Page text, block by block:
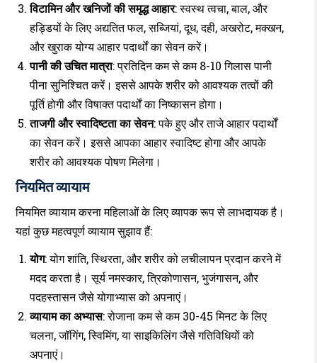
विटामिन और खनिजों की समृद्ध आहार: स्वस्थ त्वचा, बाल, और
हड्डियों के लिए अद्यतित फल, सब्जियां, दूध, दही, अखरोट, मक्खन,
और खुराक योग्य आहार पदार्थों का सेवन करें।
पानी की उचित मात्रा: प्रतिदिन कम से कम 8-10 गिलास पानी
पीना सुनिश्चित करें। इससे आपके शरीर को आवश्यक तत्वों की
पूर्ति होगी और विषाक्त पदार्थों का निष्कासन होगा।
ताजगी और स्वादिष्टता का सेवन: पके हुए और ताजे आहार पदार्थों
का सेवन करें। इससे आपका आहार स्वादिष्ट होगा और आपके
शरीर को आवश्यक पोषण मिलेगा।
नियमित व्यायाम
नियमित व्यायाम करना महिलाओं के लिए व्यापक रूप से लाभदायक है।
यहां कुछ महत्वपूर्ण व्यायाम सुझाव हैं:
योग: योग शांति, स्थिरता, और शरीर को लचीलापन प्रदान करने में
मदद करता है। सूर्य नमस्कार, त्रिकोणासन, भुजंगासन, और
पदहस्तासन जैसे योगाभ्यास को अपनाएं।
व्यायाम का अभ्यास: रोजाना कम से कम 30-45 मिनट के लिए
चलना, जॉगिंग, स्विमिंग, या साइकिलिंग जैसे गतिविधियों को
अपनाएं।